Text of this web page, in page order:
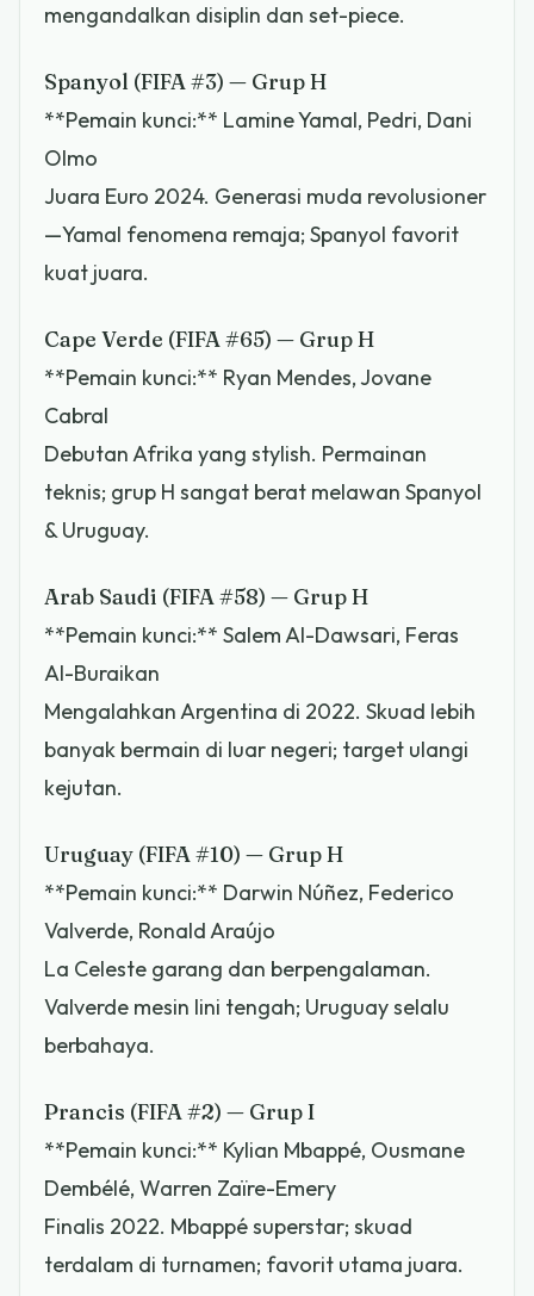
mengandalkan disiplin dan set-piece.
Spanyol (FIFA #3) — Grup H
**Pemain kunci:** Lamine Yamal, Pedri, Dani
Olmo
Juara Euro 2024. Generasi muda revolusioner
—Yamal fenomena remaja; Spanyol favorit
kuat juara.
Cape Verde (FIFA #65) — Grup H
**Pemain kunci:** Ryan Mendes, Jovane
Cabral
Debutan Afrika yang stylish. Permainan
teknis; grup H sangat berat melawan Spanyol
& Uruguay.
Arab Saudi (FIFA #58) — Grup H
**Pemain kunci:** Salem Al-Dawsari, Feras
Al-Buraikan
Mengalahkan Argentina di 2022. Skuad lebih
banyak bermain di luar negeri; target ulangi
kejutan.
Uruguay (FIFA #10) — Grup H
**Pemain kunci:** Darwin Núñez, Federico
Valverde, Ronald Araújo
La Celeste garang dan berpengalaman.
Valverde mesin lini tengah; Uruguay selalu
berbahaya.
Prancis (FIFA #2) — Grup I
**Pemain kunci:** Kylian Mbappé, Ousmane
Dembélé, Warren Zaïre-Emery
Finalis 2022. Mbappé superstar; skuad
terdalam di turnamen; favorit utama juara.